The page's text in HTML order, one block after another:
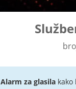
Alarm za glasilakako